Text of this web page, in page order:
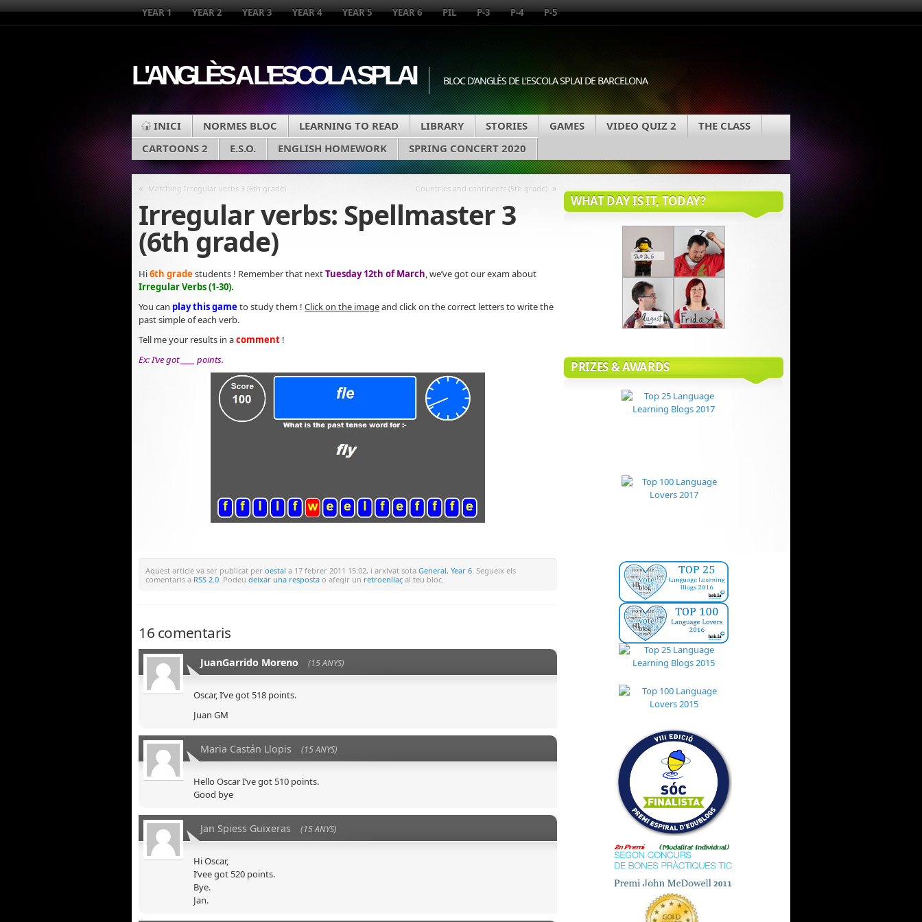
YEAR 1 YEAR 2 YEAR 3 YEAR 4 YEAR 5 YEAR 6 PIL P-3 P-4 P-5
L'ANGLÈS A L'ESCOLA SPLAI BLOC D'ANGLÈS DE L'ESCOLA SPLAI DE BARCELONA
INICI NORMES BLOC LEARNING TO READ LIBRARY STORIES GAMES VIDEO QUIZ 2
THE CLASS
CARTOONS 2
E.S.O. ENGLISH HOMEWORK SPRING CONCERT 2020
« Matching Irregular verbs 3 (6th grade) Countries and continents (5th grade) »
Irregular verbs: Spellmaster 3
(6th grade)
Hi6th gradestudents ! Remember that nextTuesday 12th of March, we’ve got our exam about
Irregular Verbs(1-30).
You can play this gameto study them ! Click on the imageand click on the correct letters to write the
past simple of each verb.
Tell me your results in acomment !
Ex: I’ve got ____ points.
Aquest article va ser publicat per oestal a 17 febrer 2011 15:02, i arxivat sota General, Year 6 . Segueix els
comentaris a RSS 2.0 . Podeu deixar una resposta o afegir un retroenllaç al teu bloc.
16 comentaris
JuanGarrido Moreno (15 ANYS)
Oscar, I’ve got 518 points.
Juan GM
Maria Castán Llopis (15 ANYS)
Hello Oscar I’ve got 510 points.
Good bye
Jan Spiess Guixeras (15 ANYS)
Hi Oscar,
I’vee got 520 points.
Bye.
Jan.
WHAT DAY IS IT, TODAY?
PRIZES & AWARDS